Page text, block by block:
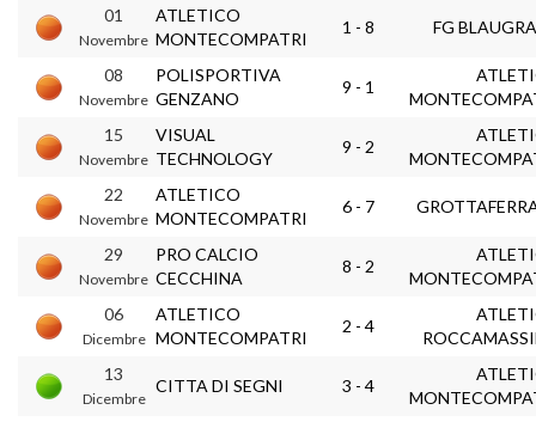
01
Novembre
ATLETICO
MONTECOMPATRI
1 - 8 FG
08
Novembre
POLISPORTIVA
GENZANO
9 - 1
15
Novembre
VISUAL
TECHNOLOGY
9 - 2
22
Novembre
ATLETICO
MONTECOMPATRI
6 - 7
29
Novembre
PRO CALCIO
CECCHINA
8 - 2
06
Dicembre
ATLETICO
MONTECOMPATRI
2 - 4
13
Dicembre
CITTA DI SEGNI 3 - 4